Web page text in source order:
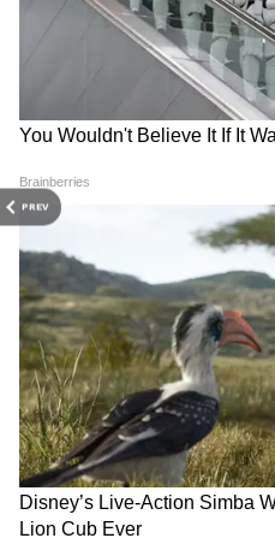
PREV
जावेद जाफरी जैसे कलाकार
शेख, ईशा गुप्ता, अंजलि
किशन जैसे कलाकारों ने भी
रणवीर सिंह ने 16 साल में खड़ा
किया करोड़ों का एम्पायर, फीस से
लेकर लग्जरी घरों-कारों तक सब
जानिए